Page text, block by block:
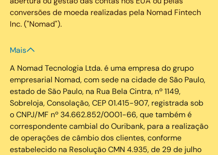
conversões de moeda realizadas pela Nomad Fintech
Inc. ("Nomad").
Mais
A Nomad Tecnologia Ltda. é uma empresa do grupo
empresarial Nomad, com sede na cidade de São Paulo,
estado de São Paulo, na Rua Bela Cintra, nº 1149,
Sobreloja, Consolação, CEP 01.415-907, registrada sob
o CNPJ/MF nº 34.662.852/0001-66, que também é
correspondente cambial do Ouribank, para a realização
de operações de câmbio dos clientes, conforme
estabelecido na Resolução CMN 4.935, de 29 de julho